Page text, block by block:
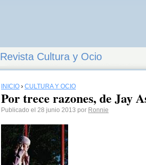
Revista Cultura y Ocio
INICIO › CULTURA Y OCIO
Por trece razones, de Jay
Publicado el 28 junio 2013 por Ronnie